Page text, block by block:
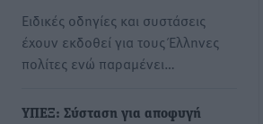
Ειδικές οδηγίες και συστάσεις
έχουν εκδοθεί για τους Έλληνες
πολίτες ενώ παραμένει…
ΥΠΕΞ: Σύσταση για αποφυγή